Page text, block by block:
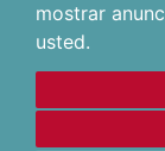
mostrar
usted.